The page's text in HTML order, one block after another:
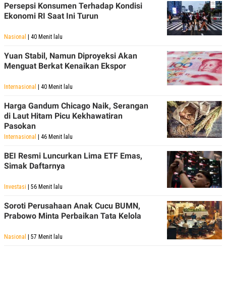
Persepsi Konsumen Terhadap Kondisi
Ekonomi RI Saat Ini Turun
Nasional | 40 Menit lalu
Yuan Stabil, Namun Diproyeksi Akan
Menguat Berkat Kenaikan Ekspor
Internasional | 40 Menit lalu
Harga Gandum Chicago Naik, Serangan
di Laut Hitam Picu Kekhawatiran
Pasokan
Internasional | 46 Menit lalu
BEI Resmi Luncurkan Lima ETF Emas,
Simak Daftarnya
Investasi | 56 Menit lalu
Soroti Perusahaan Anak Cucu BUMN,
Prabowo Minta Perbaikan Tata Kelola
Nasional | 57 Menit lalu